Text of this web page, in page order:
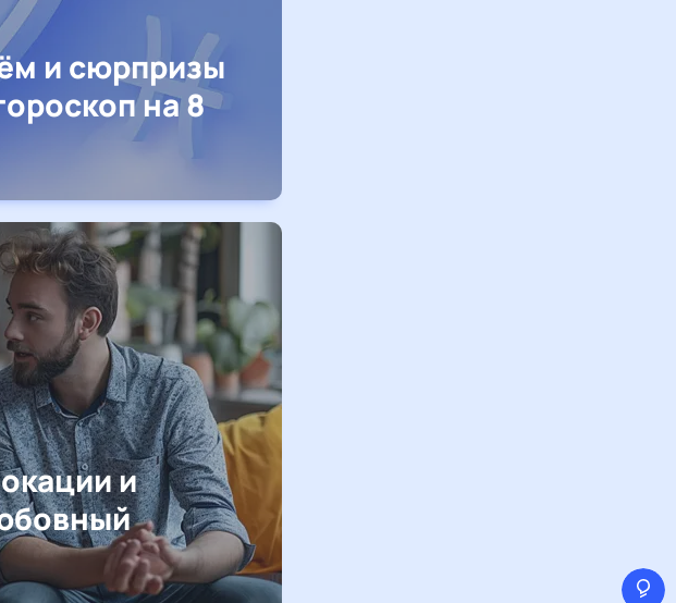
и сюрпризы
на 8
и